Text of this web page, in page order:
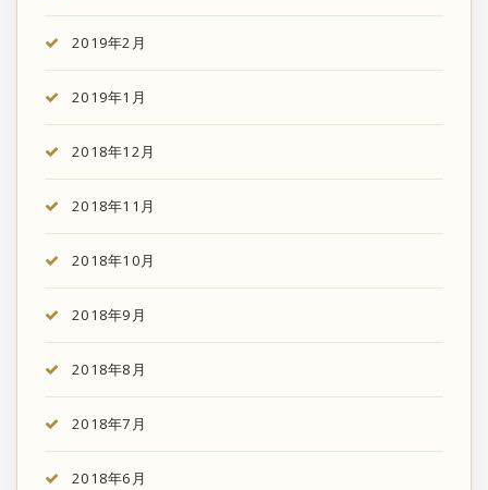
2019年2月
2019年1月
2018年12月
2018年11月
2018年10月
2018年9月
2018年8月
2018年7月
2018年6月